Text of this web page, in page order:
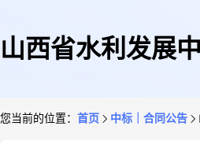
山西省水利发展
您当前的位置： 首页 中标｜合同公告